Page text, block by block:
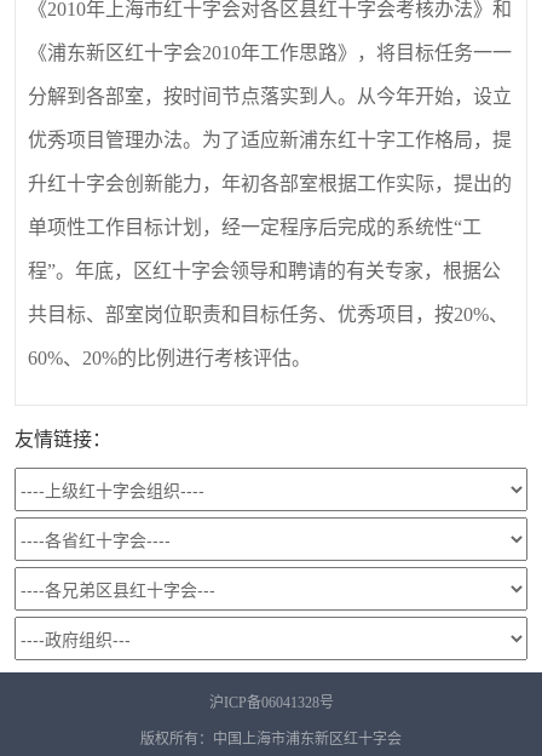
《2010年上海市红十字会对各区县红十字会考核办法》和
《浦东新区红十字会2010年工作思路》，将目标任务一一
分解到各部室，按时间节点落实到人。从今年开始，设立
优秀项目管理办法。为了适应新浦东红十字工作格局，提
升红十字会创新能力，年初各部室根据工作实际，提出的
单项性工作目标计划，经一定程序后完成的系统性“工
程”。年底，区红十字会领导和聘请的有关专家，根据公
共目标、部室岗位职责和目标任务、优秀项目，按20%、
60%、20%的比例进行考核评估。
友情链接：
沪ICP备06041328号
版权所有：中国上海市浦东新区红十字会